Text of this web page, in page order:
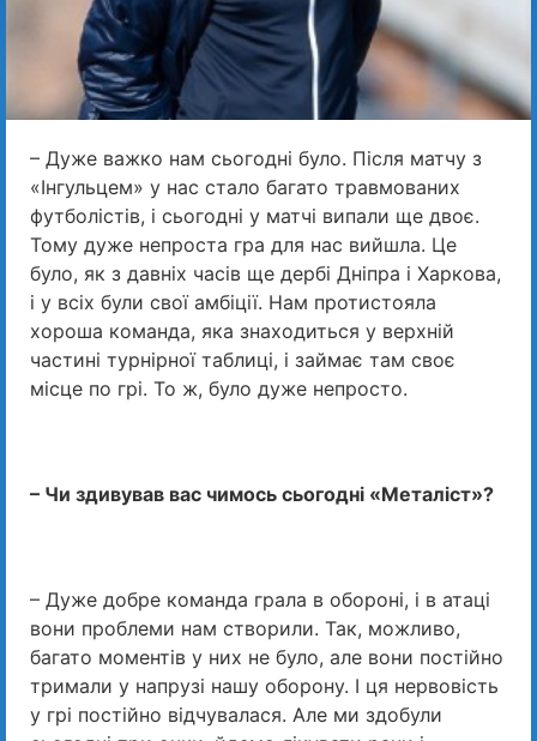
– Дуже важко нам сьогодні було. Після матчу з
«Інгульцем» у нас стало багато травмованих
футболістів, і сьогодні у матчі випали ще двоє.
Тому дуже непроста гра для нас вийшла. Це
було, як з давніх часів ще дербі Дніпра і Харкова,
і у всіх були свої амбіції. Нам протистояла
хороша команда, яка знаходиться у верхній
частині турнірної таблиці, і займає там своє
місце по грі. То ж, було дуже непросто.
– Чи здивував вас чимось сьогодні «Металіст»?
– Дуже добре команда грала в обороні, і в атаці
вони проблеми нам створили. Так, можливо,
багато моментів у них не було, але вони постійно
тримали у напрузі нашу оборону. І ця нервовість
у грі постійно відчувалася. Але ми здобули